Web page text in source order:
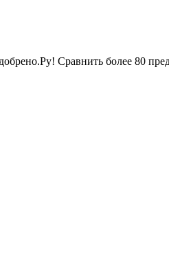
Сравнить более 80